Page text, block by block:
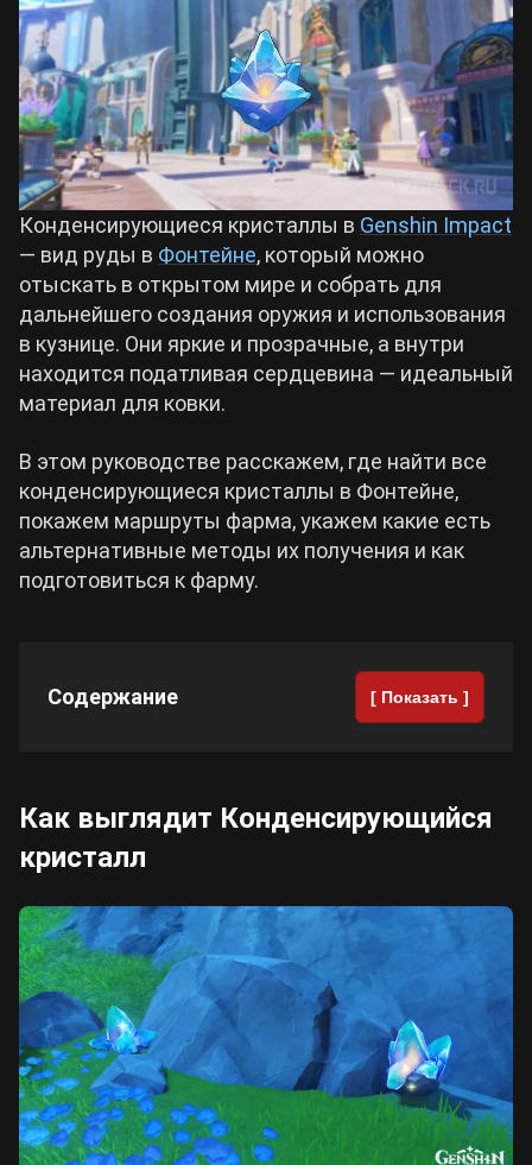
Crimson Desert
Zenless Zone Zero
Kingdom Come: Deliverance 2
Path of Exile 2
Wuthering Waves
Hogwarts Legacy
Cyberpunk 2077
Билды Arknights: Endfield
Билды Wuthering Waves
Билды Cyberpunk 2077
Билды Path of Exile 2
Конденсирующиеся кристаллы в Genshin Impact
— вид руды в Фонтейне, который можно
отыскать в открытом мире и собрать для
дальнейшего создания оружия и использования
в кузнице. Они яркие и прозрачные, а внутри
находится податливая сердцевина — идеальный
материал для ковки.
В этом руководстве расскажем, где найти все
конденсирующиеся кристаллы в Фонтейне,
покажем маршруты фарма, укажем какие есть
альтернативные методы их получения и как
подготовиться к фарму.
Содержание [ Показать ]
Как выглядит Конденсирующийся
кристалл